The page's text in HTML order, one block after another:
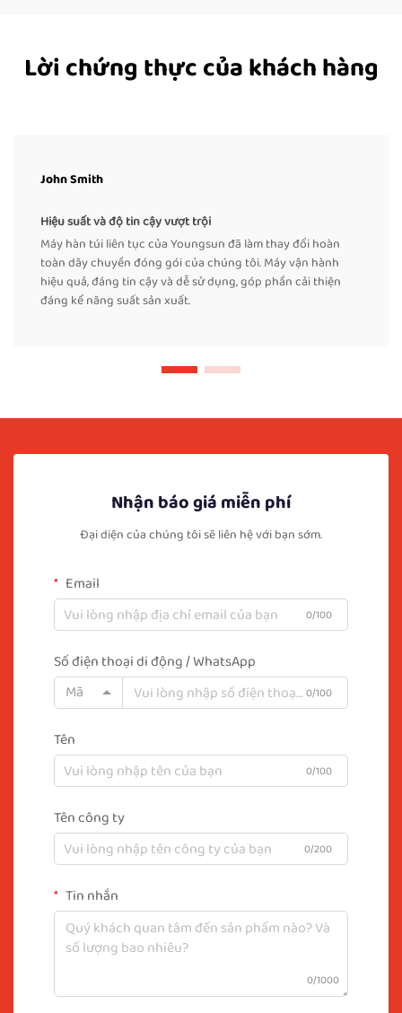
Lời chứng thực của khách hàng
John Smith
Hiệu suất và độ tin cậy vượt trội
Máy hàn túi liên tục của Youngsun đã làm thay đổi hoàn
toàn dây chuyền đóng gói của chúng tôi. Máy vận hành
hiệu quả, đáng tin cậy và dễ sử dụng, góp phần cải thiện
đáng kể năng suất sản xuất.
Nhận báo giá miễn phí
Đại diện của chúng tôi sẽ liên hệ với bạn sớm.
Email
0/100
Số điện thoại di động / WhatsApp
Mã
0/100
Tên
0/100
Tên công ty
0/200
Tin nhắn
0/1000